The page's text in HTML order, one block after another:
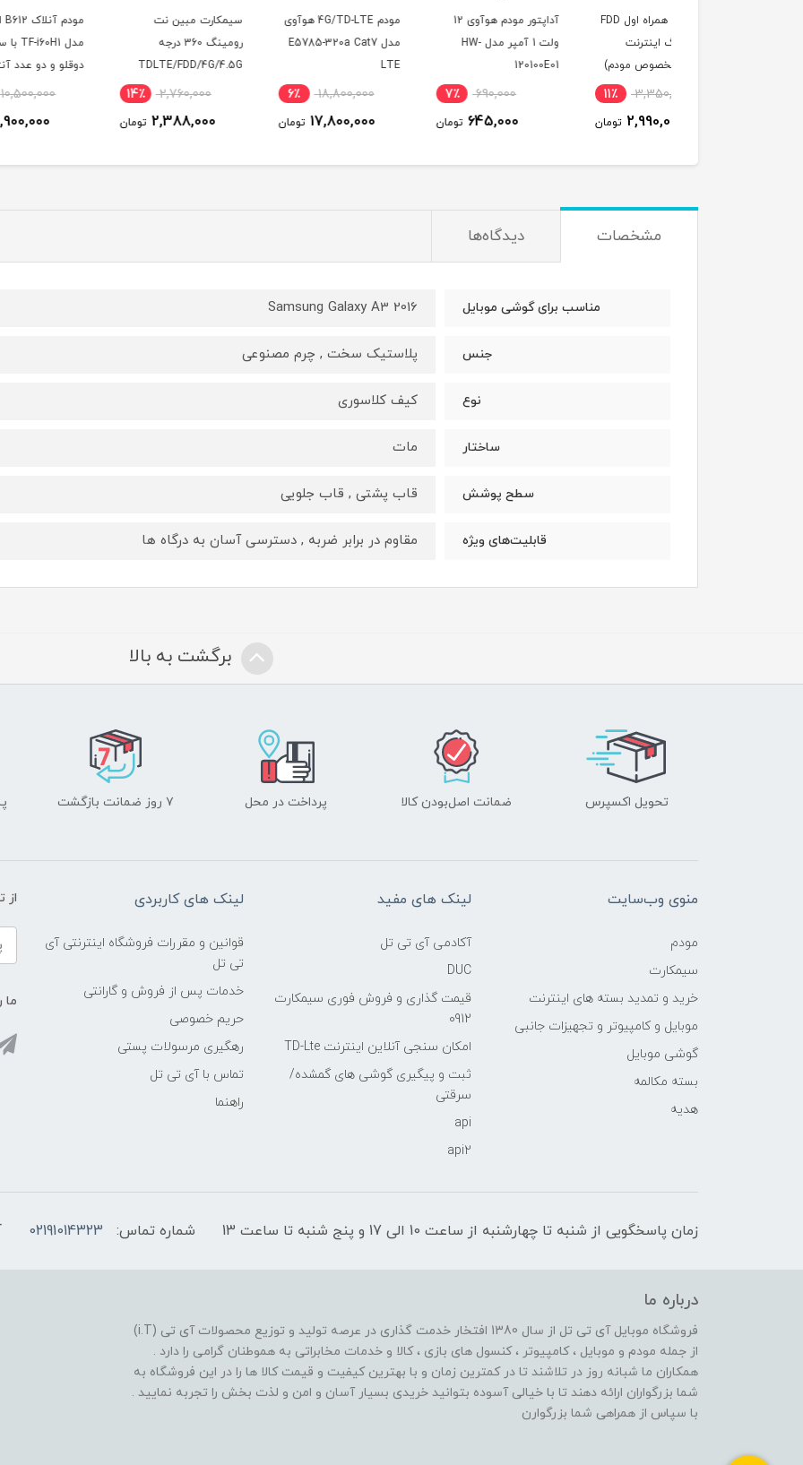
آداپتور مودم هوآوی 12
120100E01
690,000
645,000
مودم 4G/TD-LTE هوآوی
مدل E5785-320a Cat7
18,800,000
17,800,000
سیمکارت مبین نت
TDLTE/FDD/4G/4.5G
2,760,000
2,388,000
مودم آنلاک B612 ایرانسل
مدل TF-i60H1 با سیمکارت
دوقلو و دو عدد آنتن
اکسترنال 19 دسی بل10,500,000
9,900,000
مودم
گیگ
مشخصات دیدگاه‌ها
مناسب برای گوشی موبایل Samsung Galaxy A3 2016
جنس پلاستیک سخت , چرم مصنوعی
نوع کیف کلاسوری
ساختار مات
سطح پوشش قاب پشتی , قاب جلویی
قابلیت‌های ویژه مقاوم در برابر ضربه , دسترسی آسان به درگاه ها
برگشت به بالا
تحویل اکسپرس ضمانت اصل‌بودن کالا پرداخت در محل ۷ روز ضمانت بازگشت
منوی وب‌سایت
مودم
سیمکارت
خرید و تمدید بسته های اینترنت
موبایل و کامپیوتر و تجهیزات جانبی
گوشی موبایل
بسته مکالمه
هدیه
لینک های مفید
آکادمی آی تی تل
DUC
قیمت گذاری و فروش فوری سیمکارت
0912
امکان سنجی آنلاین اینترنت TD-Lte
ثبت و پیگیری گوشی های گمشده/
سرقتی
api
api2
لینک های کاربردی
قوانین و مقررات فروشگاه اینترنتی آی
تی تل
خدمات پس از فروش و گارانتی
حریم خصوصی
رهگیری مرسولات پستی
تماس با آی تی تل
راهنما
از
ما
زمان پاسخگویی از شنبه تا چهارشنبه از ساعت 10 الی 17 و پنج شنبه تا ساعت 13 شماره تماس: 02191014323
درباره ما
فروشگاه موبایل آی تی تل از سال 1380 افتخار خدمت گذاری در عرصه تولید و توزیع محصولات آی تی (i.T)
از جمله مودم و موبایل ، کامپیوتر ، کنسول های بازی ، کالا و خدمات مخابراتی به هموطنان گرامی را دارد .
همکاران ما شبانه روز در تلاشند تا در کمترین زمان و با بهترین کیفیت و قیمت کالا ها را در این فروشگاه به
شما بزرگواران ارائه دهند تا با خیالی آسوده بتوانید خریدی بسیار آسان و امن و لذت بخش را تجربه نمایید .
با سپاس از همراهی شما بزرگوارن